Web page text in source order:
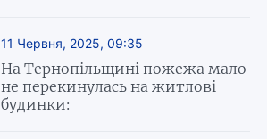
11 Червня, 2025, 09:35
На Тернопільщині пожежа мало
не перекинулась на житлові
будинки: